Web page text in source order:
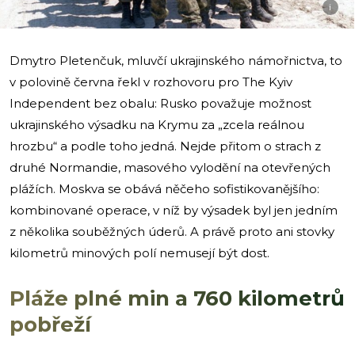
i
Dmytro Pletenčuk, mluvčí ukrajinského námořnictva, to
v polovině června řekl v rozhovoru pro The Kyiv
Independent bez obalu: Rusko považuje možnost
ukrajinského výsadku na Krymu za „zcela reálnou
hrozbu“ a podle toho jedná. Nejde přitom o strach z
druhé Normandie, masového vylodění na otevřených
plážích. Moskva se obává něčeho sofistikovanějšího:
kombinované operace, v níž by výsadek byl jen jedním
z několika souběžných úderů. A právě proto ani stovky
kilometrů minových polí nemusejí být dost.
Pláže plné min a 760 kilometrů
pobřeží